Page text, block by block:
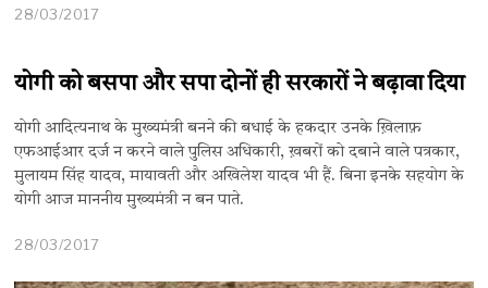
28/03/2017
योगी को बसपा और सपा दोनों ही सरकारों ने बढ़ावा दिया
योगी आदित्यनाथ के मुख्यमंत्री बनने की बधाई के हकदार उनके ख़िलाफ़
एफआईआर दर्ज न करने वाले पुलिस अधिकारी, ख़बरों को दबाने वाले पत्रकार,
मुलायम सिंह यादव, मायावती और अखिलेश यादव भी हैं. बिना इनके सहयोग के
योगी आज माननीय मुख्यमंत्री न बन पाते.
28/03/2017